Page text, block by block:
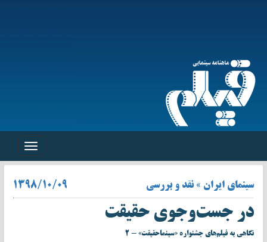
Toggle
سینمای ایران » نقد و بررسی ۱۳۹۸/۱۰/۰۹
در جست‌وجوی حقیقت
نگاهی به فیلم‌های جشنواره «سینماحقیقت» - ۲